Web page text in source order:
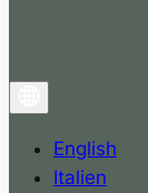
English
Italien